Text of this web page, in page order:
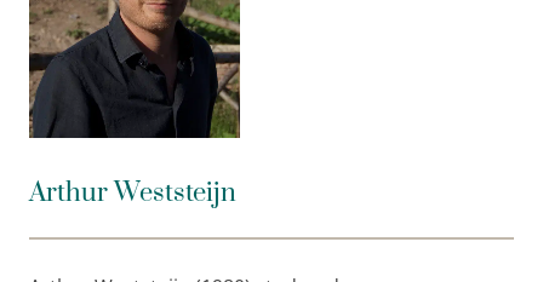
Arthur Weststeijn